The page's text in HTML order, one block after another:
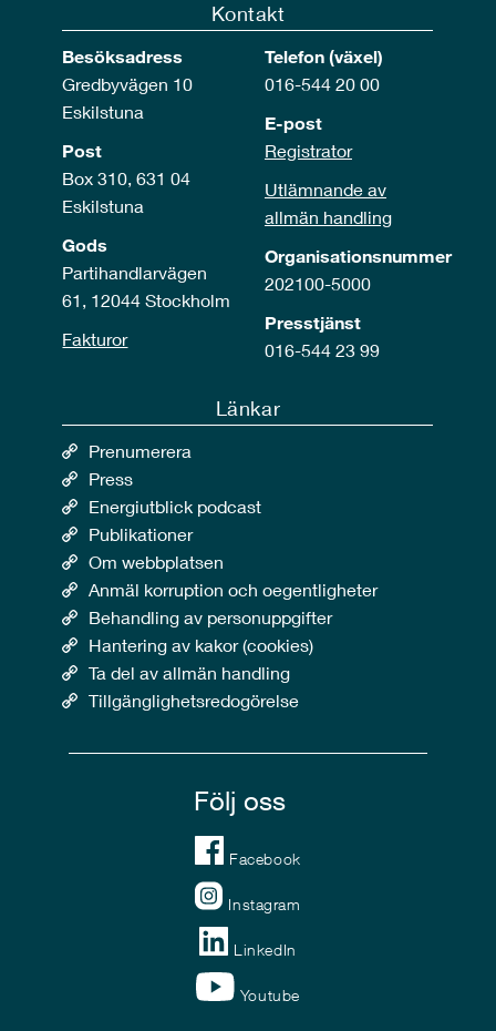
Kontakt
Besöksadress
Gredbyvägen 10
Eskilstuna
Post
Box 310, 631 04
Eskilstuna
Gods
Partihandlarvägen
61, 12044 Stockholm
Fakturor
Telefon (växel)
016-544 20 00
E-post
Registrator
Utlämnande av
allmän handling
Organisationsnummer
202100-5000
Presstjänst
016-544 23 99
Länkar
Prenumerera
Press
Energiutblick podcast
Publikationer
Om webbplatsen
Anmäl korruption och oegentligheter
Behandling av personuppgifter
Hantering av kakor (cookies)
Ta del av allmän handling
Tillgänglighetsredogörelse
Följ oss
Facebook
Instagram
LinkedIn
Youtube